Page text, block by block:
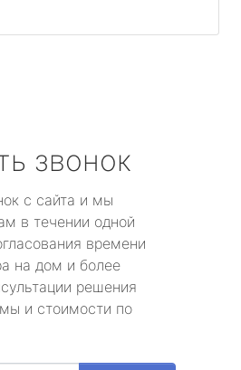
звонок
с сайта и мы
в течении одной
времени
на дом и более
решения
и стоимости по